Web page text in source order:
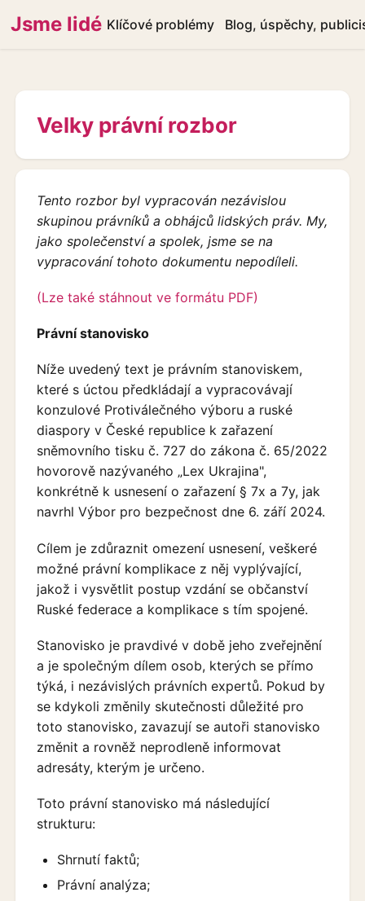
Jsme lidé Klíčové problémy Blog, úspěchy,
Velky právní rozbor
Tento rozbor byl vypracován nezávislou
skupinou právníků a obhájců lidských práv. My,
jako společenství a spolek, jsme se na
vypracování tohoto dokumentu nepodíleli.
(Lze také stáhnout ve formátu PDF)
Právní stanovisko
Níže uvedený text je právním stanoviskem,
které s úctou předkládají a vypracovávají
konzulové Protiválečného výboru a ruské
diaspory v České republice k zařazení
sněmovního tisku č. 727 do zákona č. 65/2022
hovorově nazývaného „Lex Ukrajina",
konkrétně k usnesení o zařazení § 7x a 7y, jak
navrhl Výbor pro bezpečnost dne 6. září 2024.
Cílem je zdůraznit omezení usnesení, veškeré
možné právní komplikace z něj vyplývající,
jakož i vysvětlit postup vzdání se občanství
Ruské federace a komplikace s tím spojené.
Stanovisko je pravdivé v době jeho zveřejnění
a je společným dílem osob, kterých se přímo
týká, i nezávislých právních expertů. Pokud by
se kdykoli změnily skutečnosti důležité pro
toto stanovisko, zavazují se autoři stanovisko
změnit a rovněž neprodleně informovat
adresáty, kterým je určeno.
Toto právní stanovisko má následující
strukturu:
Shrnutí faktů;
Právní analýza;